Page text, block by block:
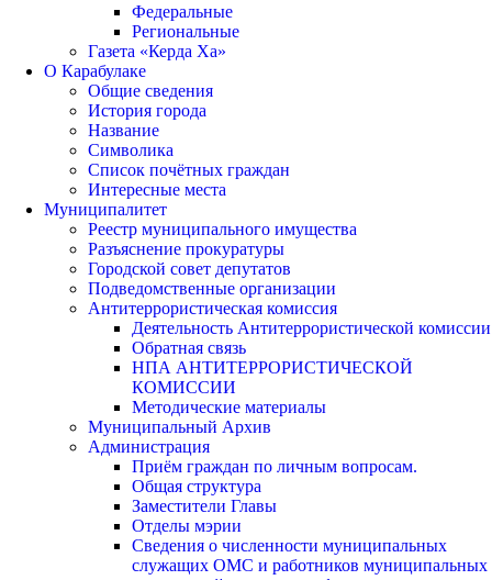
Федеральные
Региональные
Газета «Керда Ха»
О Карабулаке
Общие сведения
История города
Название
Символика
Список почётных граждан
Интересные места
Муниципалитет
Реестр муниципального имущества
Разъяснение прокуратуры
Городской совет депутатов
Подведомственные организации
Антитеррористическая комиссия
Деятельность Антитеррористической комиссии
Обратная связь
НПА АНТИТЕРРОРИСТИЧЕСКОЙ
КОМИССИИ
Методические материалы
Муниципальный Архив
Администрация
Приём граждан по личным вопросам.
Общая структура
Заместители Главы
Отделы мэрии
Сведения о численности муниципальных
служащих ОМС и работников муниципальных